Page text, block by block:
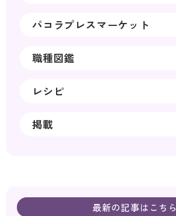
パコラプレスマーケット
職種図鑑
レシピ
掲載
最新の記事はこちら